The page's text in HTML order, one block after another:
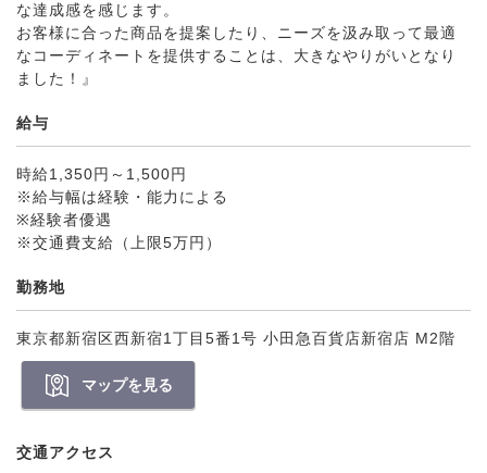
な達成感を感じます。
お客様に合った商品を提案したり、ニーズを汲み取って最適
なコーディネートを提供することは、大きなやりがいとなり
ました！』
給与
時給1,350円～1,500円
※給与幅は経験・能力による
※経験者優遇
※交通費支給（上限5万円）
勤務地
東京都新宿区西新宿1丁目5番1号 小田急百貨店新宿店 M2階
マップを見る
交通アクセス